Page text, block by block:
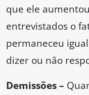
que ele
entrevistados o
permaneceu
dizer ou não
Demissões –